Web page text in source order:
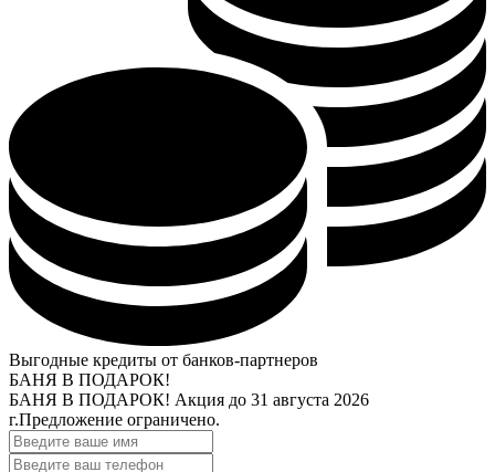
Выгодные кредиты от банков-партнеров
БАНЯ В ПОДАРОК!
БАНЯ В ПОДАРОК! Акция до 31 августа 2026
г.Предложение ограничено.